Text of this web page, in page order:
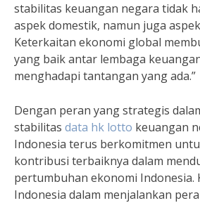
stabilitas keuangan negara tidak
aspek domestik, namun juga
Keterkaitan ekonomi global
yang baik antar lembaga
menghadapi tantangan yang ada.”
Dengan peran yang strategis
stabilitas data hk lotto keuangan
Indonesia terus berkomitmen
kontribusi terbaiknya dalam
pertumbuhan ekonomi Indonesia.
Indonesia dalam menjalankan